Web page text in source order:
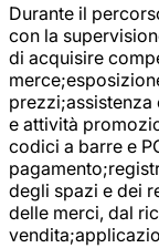
Durante il
con la
di acquisire
prezzi;assistenza
e attività
codici a barre e
degli spazi e dei
delle merci, dal